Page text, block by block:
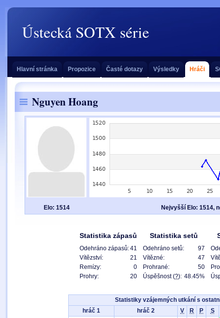
Ústecká SOTX série
Hlavní stránka Propozice Časté dotazy Výsledky Hráči
Nguyen Hoang
Elo: 1514 Nejvyšší Elo: 1514,
Statistika zápasů Statistika setů
Odehráno zápasů:41 Odehráno setů: 97
Vítězství:
21 Vítězné: 47
Remízy:
0 Prohrané: 50
Prohry:
20 Úspěšnost (?): 48.45%
Statistiky vzájemných utkání s
hráč 1
hráč 2 V R P
S